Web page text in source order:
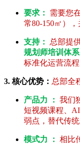
要求：
需要您
常80-150㎡）
支持： 总部提
规划师培训体系
标准化运营流程
3. 核心优势： 总部全
产品力 ： 我们
短视频课程、
弱点，替代传统
模式力 ： 相比